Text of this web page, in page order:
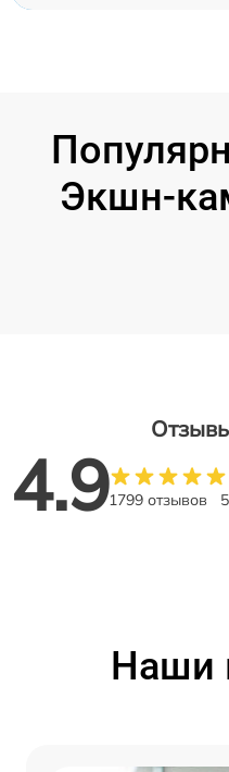
Экшн-
4.91799 отзывов
Наши